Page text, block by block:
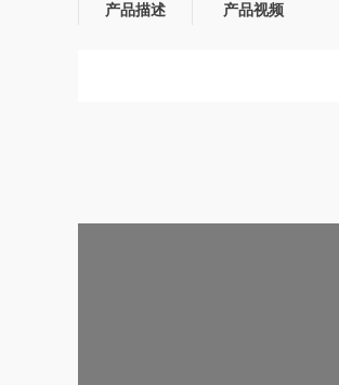
产品描述 产品视频